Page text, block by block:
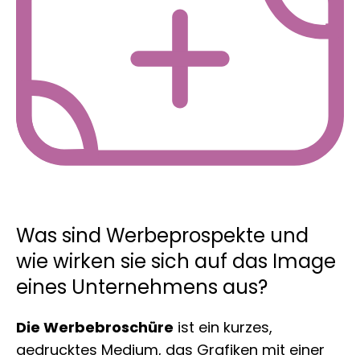
Was sind Werbeprospekte und
wie wirken sie sich auf das Image
eines Unternehmens aus?
Die Werbebroschüre ist ein kurzes,
gedrucktes Medium, das Grafiken mit einer